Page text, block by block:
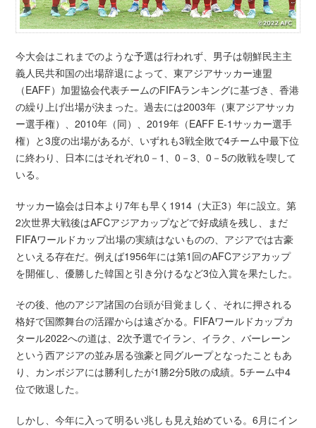
今大会はこれまでのような予選は行われず、男子は朝鮮民主主
義人民共和国の出場辞退によって、東アジアサッカー連盟
（EAFF）加盟協会代表チームのFIFAランキングに基づき、香港
の繰り上げ出場が決まった。過去には2003年（東アジアサッカ
ー選手権）、2010年（同）、2019年（EAFF E-1サッカー選手
権）と3度の出場があるが、いずれも3戦全敗で4チーム中最下位
に終わり、日本にはそれぞれ0－1、0－3、0－5の敗戦を喫して
いる。
サッカー協会は日本より7年も早く1914（大正3）年に設立。第
2次世界大戦後はAFCアジアカップなどで好成績を残し、まだ
FIFAワールドカップ出場の実績はないものの、アジアでは古豪
といえる存在だ。例えば1956年には第1回のAFCアジアカップ
を開催し、優勝した韓国と引き分けるなど3位入賞を果たした。
その後、他のアジア諸国の台頭が目覚ましく、それに押される
格好で国際舞台の活躍からは遠ざかる。FIFAワールドカップカ
タール2022への道は、2次予選でイラン、イラク、バーレーン
という西アジアの並み居る強豪と同グループとなったこともあ
り、カンボジアには勝利したが1勝2分5敗の成績。5チーム中4
位で敗退した。
しかし、今年に入って明るい兆しも見え始めている。6月にイン